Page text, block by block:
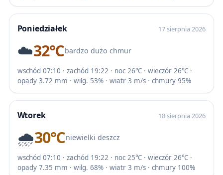
Poniedziałek 17 sierpnia 2026
☁️32℃bardzo dużo chmur
wschód 07:10 · zachód 19:22 · noc 26℃ · wieczór 26℃ ·
opady 3.72 mm · wilg. 53% · wiatr 3 m/s · chmury 95%
Wtorek 18 sierpnia 2026
🌧️30℃niewielki deszcz
wschód 07:10 · zachód 19:22 · noc 25℃ · wieczór 26℃ ·
opady 7.35 mm · wilg. 68% · wiatr 3 m/s · chmury 100%